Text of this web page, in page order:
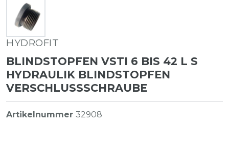
HYDROFIT
BLINDSTOPFEN VSTI 6 BIS 42 L S
HYDRAULIK BLINDSTOPFEN
VERSCHLUSSSCHRAUBE
Artikelnummer 32908